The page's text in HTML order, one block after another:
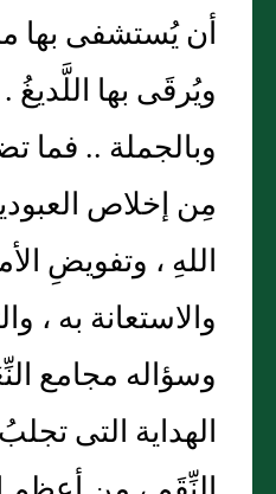
أن يُستشفى بها
ويُرقَى بها اللَّديغُ .
وبالجملة .. فما
مِن إخلاص
اللهِ ، وتفويضِ
والاستعانة به ،
وسؤاله مجامع
الهداية التى